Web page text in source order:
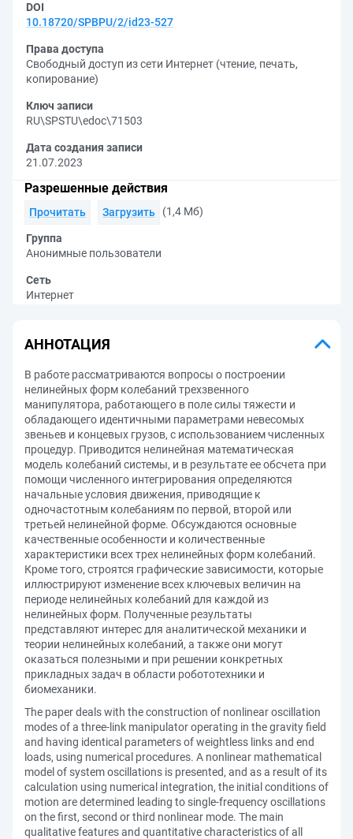
DOI
10.18720/SPBPU/2/id23-527
Права доступа
Свободный доступ из сети Интернет (чтение, печать,
копирование)
Ключ записи
RU\SPSTU\edoc\71503
Дата создания записи
21.07.2023
Разрешенные действия
Прочитать Загрузить (1,4 Мб)
Группа
Анонимные пользователи
Сеть
Интернет
АННОТАЦИЯ
В работе рассматриваются вопросы о построении
нелинейных форм колебаний трехзвенного
манипулятора, работающего в поле силы тяжести и
обладающего идентичными параметрами невесомых
звеньев и концевых грузов, с использованием численных
процедур. Приводится нелинейная математическая
модель колебаний системы, и в результате ее обсчета при
помощи численного интегрирования определяются
начальные условия движения, приводящие к
одночастотным колебаниям по первой, второй или
третьей нелинейной форме. Обсуждаются основные
качественные особенности и количественные
характеристики всех трех нелинейных форм колебаний.
Кроме того, строятся графические зависимости, которые
иллюстрируют изменение всех ключевых величин на
периоде нелинейных колебаний для каждой из
нелинейных форм. Полученные результаты
представляют интерес для аналитической механики и
теории нелинейных колебаний, а также они могут
оказаться полезными и при решении конкретных
прикладных задач в области робототехники и
биомеханики.
The paper deals with the construction of nonlinear oscillation
modes of a three-link manipulator operating in the gravity field
and having identical parameters of weightless links and end
loads, using numerical procedures. A nonlinear mathematical
model of system oscillations is presented, and as a result of its
calculation using numerical integration, the initial conditions of
motion are determined leading to single-frequency oscillations
on the first, second or third nonlinear mode. The main
qualitative features and quantitative characteristics of all